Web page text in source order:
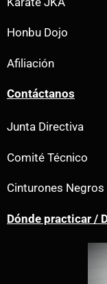
Honbu Dojo
Afiliación
Contáctanos
Junta Directiva
Comité Técnico
Cinturones
Dónde practicar /